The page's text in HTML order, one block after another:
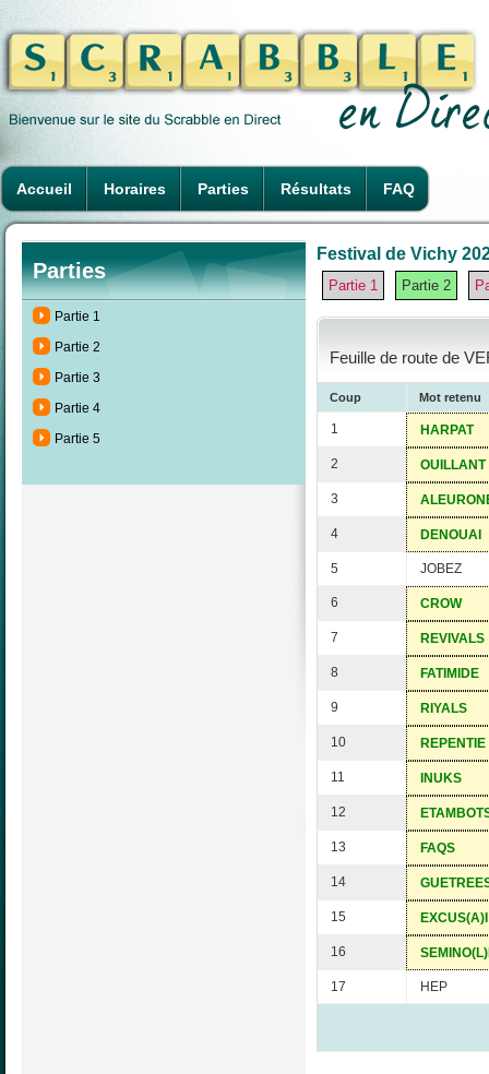
Accueil Horaires Parties Résultats FAQ
Parties
Partie 1
Partie 2
Partie 3
Partie 4
Partie 5
Festival de Vichy
Partie 1 Partie 2
Feuille de route de
Coup Mot retenu
1 HARPAT
2 OUILLANT
3
4 DENOUAI
5 JOBEZ
6 CROW
7 REVIVALS
8 FATIMIDE
9 RIYALS
10 REPENTIE
11 INUKS
12
13 FAQS
14
15 EXCUS(A)I
16
17 HEP